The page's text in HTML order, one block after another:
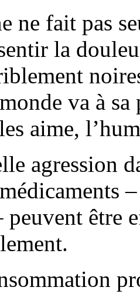
ne fait pas
la
va à sa
aime,
agression
peuvent être